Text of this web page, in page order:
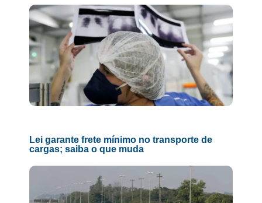
Lei garante frete mínimo no transporte de
cargas; saiba o que muda